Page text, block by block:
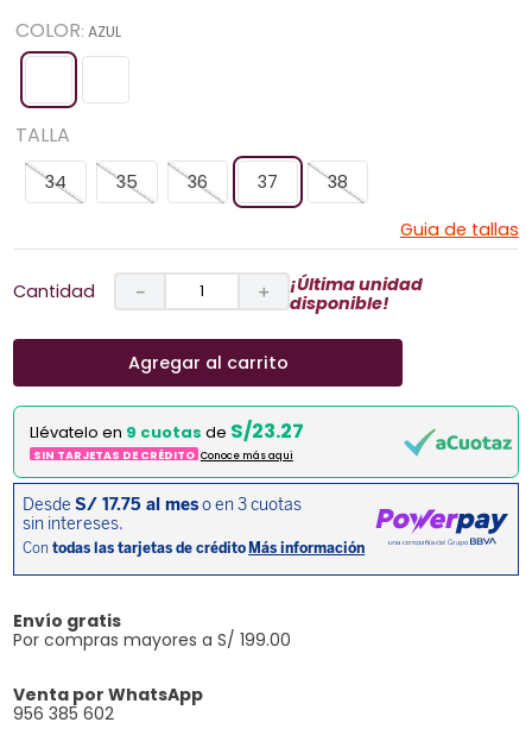
COLOR: AZUL
TALLA
34 35 36 37
38
Guia de tallas
Cantidad ＋
－
¡Última unidad
disponible!
Agregar al carrito
Llévatelo en 9 cuotas de S/23.27
SIN TARJETAS DE CRÉDITO Conoce más aqui
Envío gratis
Por compras mayores a S/ 199.00
Venta por WhatsApp
956 385 602